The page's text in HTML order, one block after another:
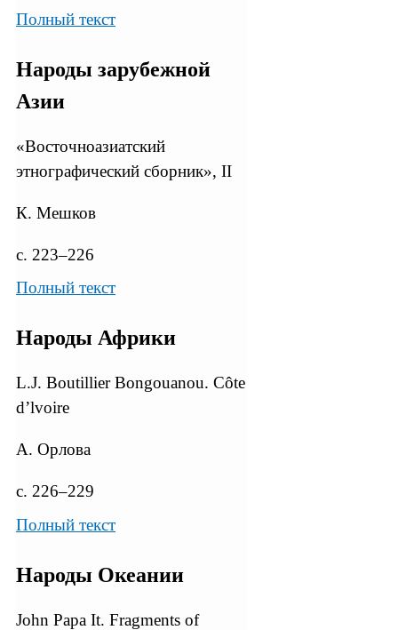
Полный текст
Народы зарубежной
Азии
«Восточноазиатский
этнографический сборник», II
К. Мешков
с. 223–226
Полный текст
Народы Африки
L.J. Boutillier Bongouanou. Côte
d’lvoire
А. Орлова
с. 226–229
Полный текст
Народы Океании
John Papa It. Fragments of